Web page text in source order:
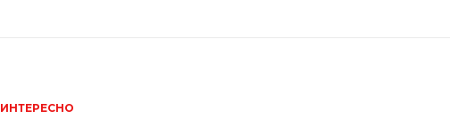
ИНТЕРЕСНО